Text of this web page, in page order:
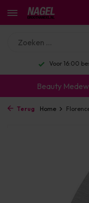
Voor 16:00
Beauty
Terug Home